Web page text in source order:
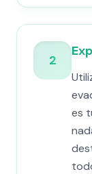
2
es